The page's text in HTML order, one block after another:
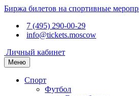
Биржа билетов на спортивные
7 (495) 290-00-29
info@tickets.moscow
Личный кабинет
Меню
Спорт
Футбол